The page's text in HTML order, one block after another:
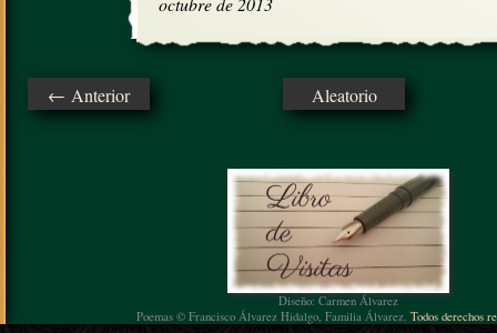
← Anterior Aleatorio
Diseño: Carmen Álvarez
Poemas © Francisco Álvarez Hidalgo, Familia Álvarez. Todos derechos